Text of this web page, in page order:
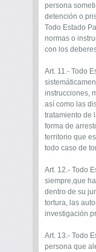
persona
detención o
Todo Estado
normas o
con los
Art. 11.- Todo
instrucciones,
así como las
tratamiento de
forma de
territorio que
todo caso de
Art. 12.- Todo
siempre,que
dentro de su
tortura, las
investigación
Art. 13.- Todo
persona que